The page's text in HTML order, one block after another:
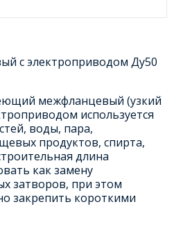
с электроприводом Ду50
межфланцевый (узкий
используется
воды, пара,
продуктов, спирта,
длина
как замену
затворов, при этом
закрепить короткими